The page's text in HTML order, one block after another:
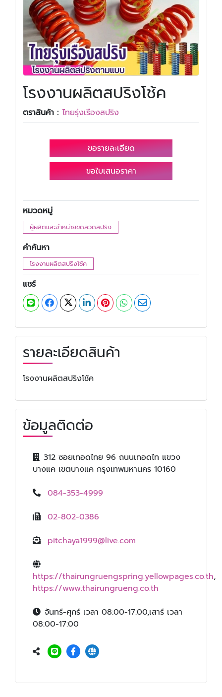
โรงงานผลิตสปริงโช้ค
ตราสินค้า : ไทยรุ่งเรืองสปริง
ขอรายละเอียด
ขอใบเสนอราคา
หมวดหมู่
ผู้ผลิตและจำหน่ายขดลวดสปริง
คำค้นหา
โรงงานผลิตสปริงโช้ค
แชร์
รายละเอียดสินค้า
โรงงานผลิตสปริงโช้ค
ข้อมูลติดต่อ
312 ซอยเทอดไทย 96 ถนนเทอดไท แขวง
บางแค เขตบางแค กรุงเทพมหานคร 10160
084-353-4999
02-802-0386
pitchaya1999@live.com
https://thairungruengspring.yellowpages.co.th,
https://www.thairungrueng.co.th
จันทร์-ศุกร์ เวลา 08:00-17:00,เสาร์ เวลา
08:00-17:00